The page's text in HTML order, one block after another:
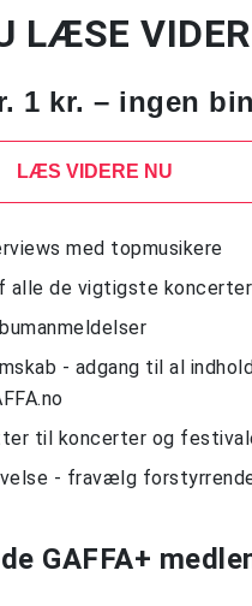
LÆSE
1 kr. – ingen
LÆS VIDERE NU
med topmusikere
alle de vigtigste koncerter
- adgang til al
til koncerter og
- fravælg
GAFFA+